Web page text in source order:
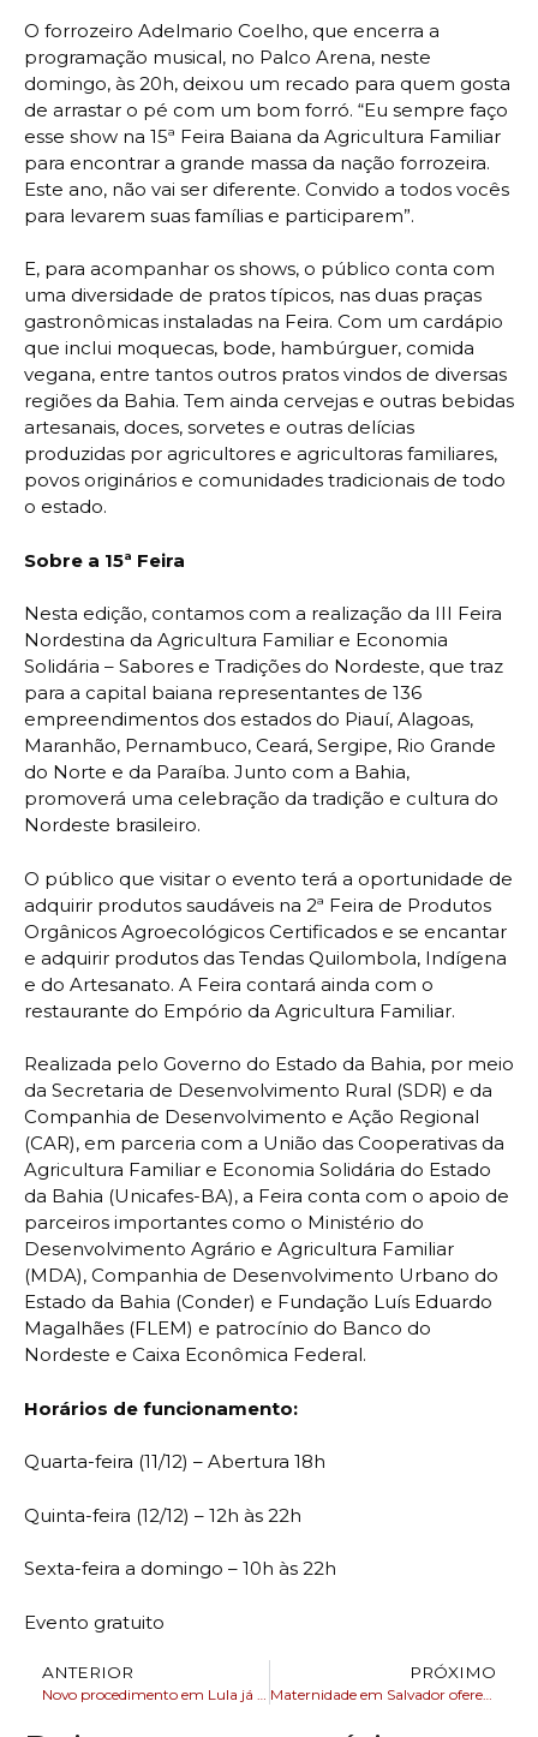
O forrozeiro Adelmario Coelho, que encerra a
programação musical, no Palco Arena, neste
domingo, às 20h, deixou um recado para quem gosta
de arrastar o pé com um bom forró. “Eu sempre faço
esse show na 15ª Feira Baiana da Agricultura Familiar
para encontrar a grande massa da nação forrozeira.
Este ano, não vai ser diferente. Convido a todos vocês
para levarem suas famílias e participarem”.
E, para acompanhar os shows, o público conta com
uma diversidade de pratos típicos, nas duas praças
gastronômicas instaladas na Feira. Com um cardápio
que inclui moquecas, bode, hambúrguer, comida
vegana, entre tantos outros pratos vindos de diversas
regiões da Bahia. Tem ainda cervejas e outras bebidas
artesanais, doces, sorvetes e outras delícias
produzidas por agricultores e agricultoras familiares,
povos originários e comunidades tradicionais de todo
o estado.
Sobre a 15ª Feira
Nesta edição, contamos com a realização da III Feira
Nordestina da Agricultura Familiar e Economia
Solidária – Sabores e Tradições do Nordeste, que traz
para a capital baiana representantes de 136
empreendimentos dos estados do Piauí, Alagoas,
Maranhão, Pernambuco, Ceará, Sergipe, Rio Grande
do Norte e da Paraíba. Junto com a Bahia,
promoverá uma celebração da tradição e cultura do
Nordeste brasileiro.
O público que visitar o evento terá a oportunidade de
adquirir produtos saudáveis na 2ª Feira de Produtos
Orgânicos Agroecológicos Certificados e se encantar
e adquirir produtos das Tendas Quilombola, Indígena
e do Artesanato. A Feira contará ainda com o
restaurante do Empório da Agricultura Familiar.
Realizada pelo Governo do Estado da Bahia, por meio
da Secretaria de Desenvolvimento Rural (SDR) e da
Companhia de Desenvolvimento e Ação Regional
(CAR), em parceria com a União das Cooperativas da
Agricultura Familiar e Economia Solidária do Estado
da Bahia (Unicafes-BA), a Feira conta com o apoio de
parceiros importantes como o Ministério do
Desenvolvimento Agrário e Agricultura Familiar
(MDA), Companhia de Desenvolvimento Urbano do
Estado da Bahia (Conder) e Fundação Luís Eduardo
Magalhães (FLEM) e patrocínio do Banco do
Nordeste e Caixa Econômica Federal.
Horários de funcionamento:
Quarta-feira (11/12) – Abertura 18h
Quinta-feira (12/12) – 12h às 22h
Sexta-feira a domingo – 10h às 22h
Evento gratuito
ANTERIOR PRÓXIMO
Maternidade em Salvador oferece vagas para consultas com mastologista durante mutirão